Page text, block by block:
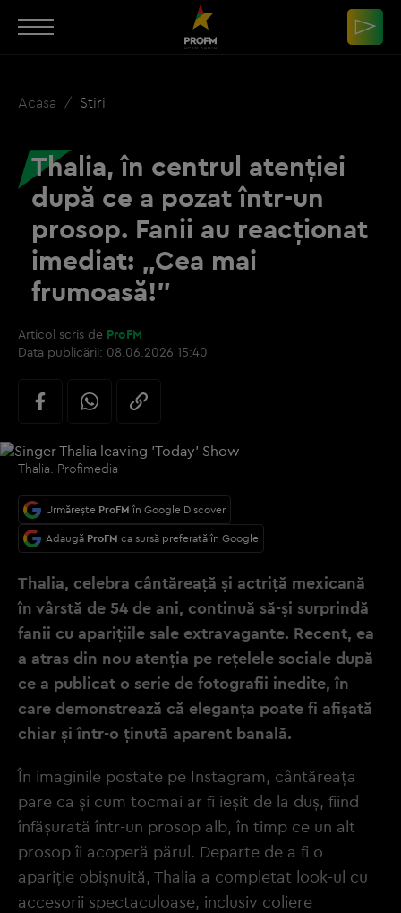
Acasa Stiri
Thalia, în centrul atenției
după ce a pozat într-un
prosop. Fanii au reacționat
imediat: „Cea mai
frumoasă!”
Articol scris de ProFM
Data publicării: 08.06.2026 15:40
Thalia. Profimedia
Urmărește ProFM în Google Discover
Adaugă ProFM ca sursă preferată în Google
Thalia, celebra cântăreață și actriță mexicană
în vârstă de 54 de ani, continuă să-și surprindă
fanii cu aparițiile sale extravagante. Recent, ea
a atras din nou atenția pe rețelele sociale după
ce a publicat o serie de fotografii inedite, în
care demonstrează că eleganța poate fi afișată
chiar și într-o ținută aparent banală.
În imaginile postate pe Instagram, cântăreața
pare ca și cum tocmai ar fi ieșit de la duș, fiind
înfășurată într-un prosop alb, în timp ce un alt
prosop îi acoperă părul. Departe de a fi o
apariție obișnuită, Thalia a completat look-ul cu
accesorii spectaculoase, inclusiv coliere